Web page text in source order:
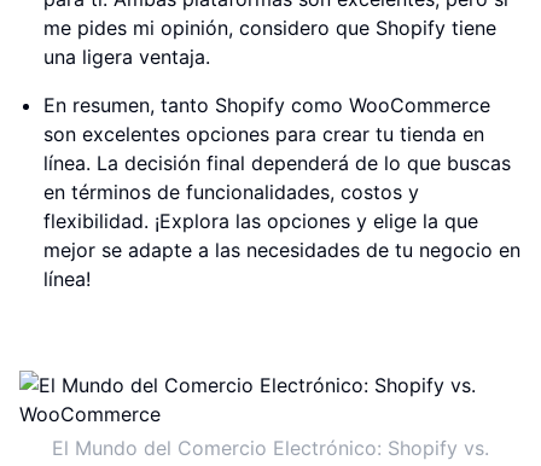
me pides mi opinión, considero que Shopify tiene
una ligera ventaja.
En resumen, tanto Shopify como WooCommerce
son excelentes opciones para crear tu tienda en
línea. La decisión final dependerá de lo que buscas
en términos de funcionalidades, costos y
flexibilidad. ¡Explora las opciones y elige la que
mejor se adapte a las necesidades de tu negocio en
línea!
El Mundo del Comercio Electrónico: Shopify vs.